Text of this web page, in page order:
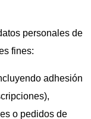
personales de
fines:
adhesión
o pedidos de